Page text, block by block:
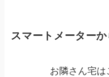
スマートメーター
お隣さん宅は